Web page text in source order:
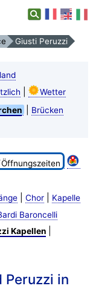
Giusti Peruzzi
Wetter
Brücken
Öffnungszeiten
| Chor|
Kapelle
Baroncelli
Kapellen|
Peruzzi in